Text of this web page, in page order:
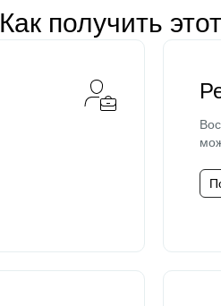
Как получить